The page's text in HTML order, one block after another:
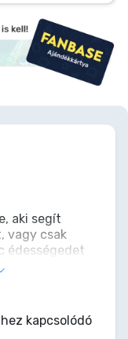
aki segít
vagy csak
édességedet
készen áll,
Ikonikus,
látó szemével
zsenialitást a
kapcsolódó